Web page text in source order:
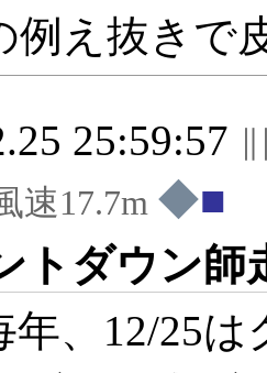
例え抜きで
25:59:57
速17.7m ◆
トダウン師
年、12/25